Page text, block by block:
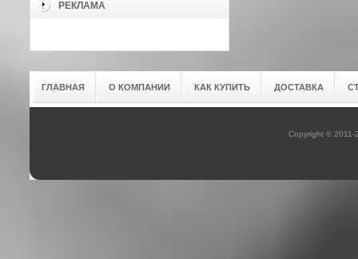
РЕКЛАМА
ГЛАВНАЯ О КОМПАНИИ КАК КУПИТЬ ДОСТАВКА
Copyright © 2011-